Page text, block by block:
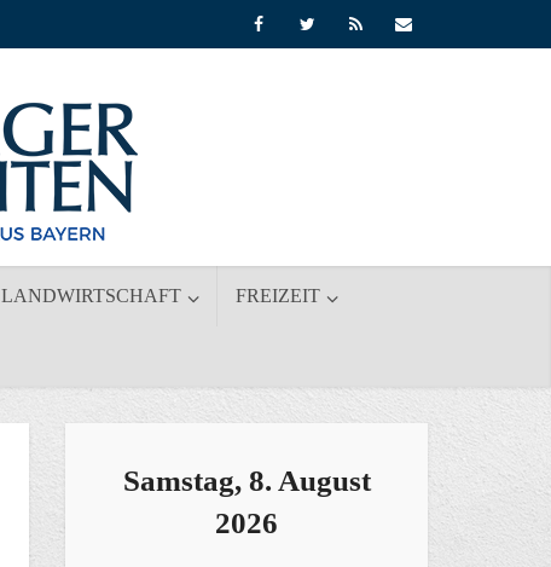
LANDWIRTSCHAFT FREIZEIT
Samstag, 8. August
2026